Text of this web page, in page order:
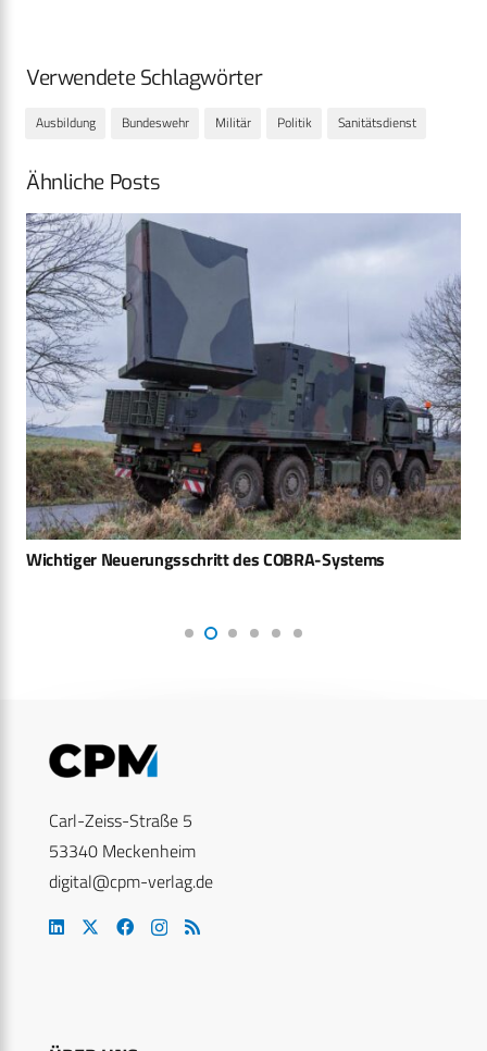
Verwendete Schlagwörter
Ausbildung Bundeswehr Militär Politik Sanitätsdienst
Ähnliche Posts
Wichtiger Neuerungsschritt des COBRA-Systems
Carl-Zeiss-Straße 5
53340 Meckenheim
digital@cpm-verlag.de